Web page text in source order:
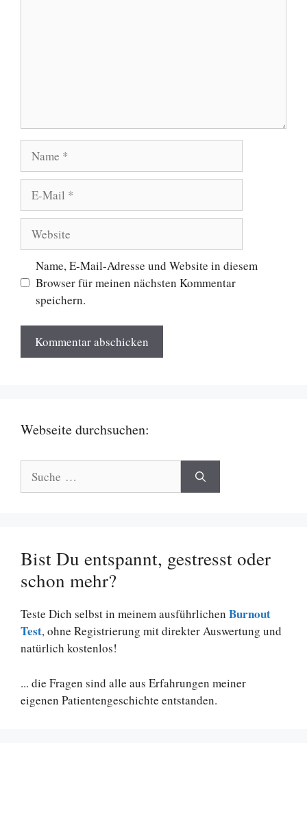
Mail
Name, E-Mail-Adresse und Website in diesem
Browser für meinen nächsten Kommentar
speichern.
Webseite durchsuchen:
nach:
Bist Du entspannt, gestresst oder
schon mehr?
Teste Dich selbst in meinem ausführlichen Burnout
Test, ohne Registrierung mit direkter Auswertung und
natürlich kostenlos!
... die Fragen sind alle aus Erfahrungen meiner
eigenen Patientengeschichte entstanden.